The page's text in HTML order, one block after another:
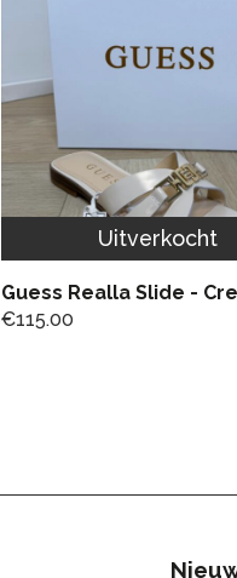
Uitverkocht
Guess Realla Slide -
€115.00